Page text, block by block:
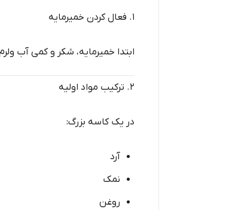
۱. فعال کردن خمیرمایه
ابتدا خمیرمایه، شکر و کمی آب
۲. ترکیب مواد اولیه
در یک کاسه بزرگ:
آرد
نمک
روغن